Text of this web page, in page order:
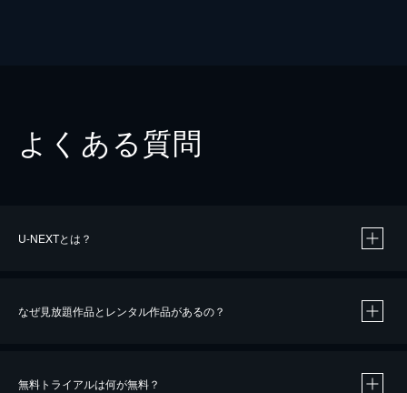
よくある質問
U-NEXTとは？
なぜ見放題作品とレンタル作品があるの？
無料トライアルは何が無料？